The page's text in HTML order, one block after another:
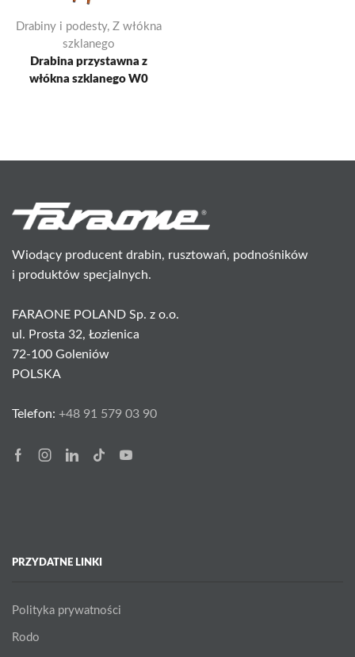
Drabiny i podesty, Z włókna
szklanego
Drabina przystawna z
włókna szklanego W0
Wiodący producent drabin, rusztowań, podnośników
i produktów specjalnych.
FARAONE POLAND Sp. z o.o.
ul. Prosta 32, Łozienica
72-100 Goleniów
POLSKA
Telefon: +48 91 579 03 90
FacebookInstagram
Linkedin
Tik-
Youtube
PRZYDATNE LINKI
Polityka prywatności
Rodo